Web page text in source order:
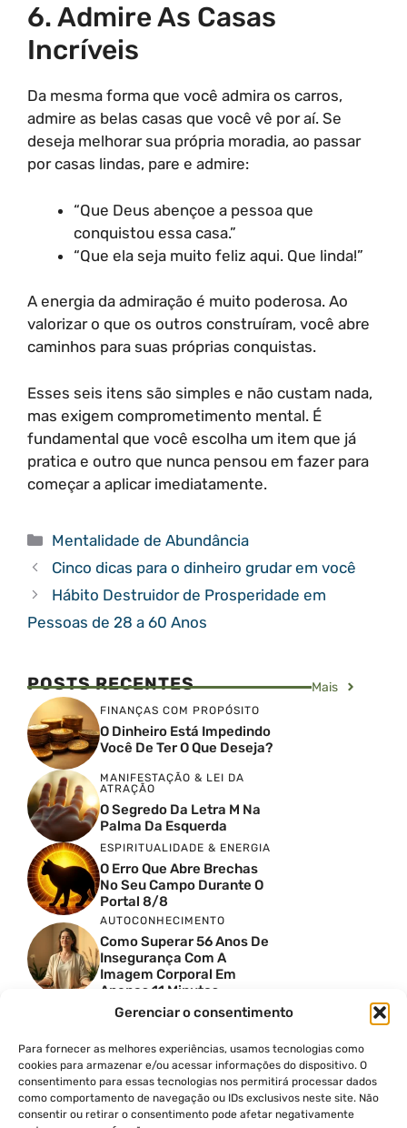
Gerenciar o consentimento
Para fornecer as melhores experiências, usamos tecnologias como
cookies para armazenar e/ou acessar informações do dispositivo. O
consentimento para essas tecnologias nos permitirá processar dados
como comportamento de navegação ou IDs exclusivos neste site. Não
consentir ou retirar o consentimento pode afetar negativamente
6. Admire As Casas
Incríveis
Da mesma forma que você admira os carros,
admire as belas casas que você vê por aí. Se
deseja melhorar sua própria moradia, ao passar
por casas lindas, pare e admire:
“Que Deus abençoe a pessoa que
conquistou essa casa.”
“Que ela seja muito feliz aqui. Que linda!”
A energia da admiração é muito poderosa. Ao
valorizar o que os outros construíram, você abre
caminhos para suas próprias conquistas.
Esses seis itens são simples e não custam nada,
mas exigem comprometimento mental. É
fundamental que você escolha um item que já
pratica e outro que nunca pensou em fazer para
começar a aplicar imediatamente.
Categorias
Mentalidade de Abundância
Cinco dicas para o dinheiro grudar em você
Hábito Destruidor de Prosperidade em
Pessoas de 28 a 60 Anos
POSTS RECENTES Mais
FINANÇAS COM PROPÓSITO
O Dinheiro Está Impedindo
Você De Ter O Que Deseja?
MANIFESTAÇÃO & LEI DA
ATRAÇÃO
O Segredo Da Letra M Na
Palma Da Esquerda
ESPIRITUALIDADE & ENERGIA
O Erro Que Abre Brechas
No Seu Campo Durante O
Portal 8/8
AUTOCONHECIMENTO
Como Superar 56 Anos De
Insegurança Com A
Imagem Corporal Em
Apenas 11 Minutos
AUTOCONHECIMENTO
Humanidade Foi
Escondido De Nós: Ele
Revela O Que Acontece A
Seguir
ESPIRITUALIDADE & ENERGIA